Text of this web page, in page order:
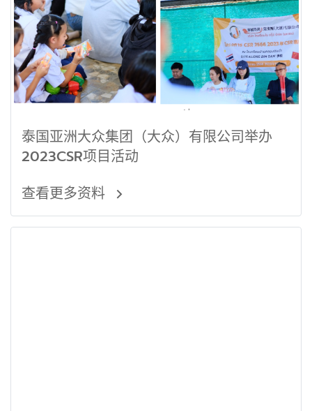
泰国亚洲大众集团（大众）有限公司举办
2023CSR项目活动
查看更多资料